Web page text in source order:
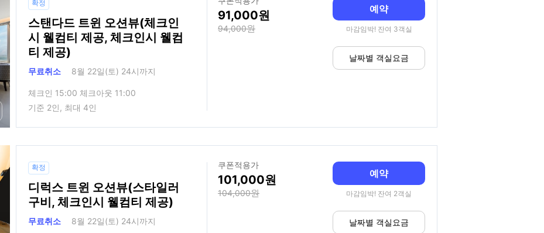
확정
스탠다드 트윈 오션뷰(체크인
시 웰컴티 제공, 체크인시 웰컴
티 제공)
무료취소 8월 22일(토) 24시까지
체크인 15:00 체크아웃 11:00
기준 2인, 최대 4인
91,000
94,000
예약
마감임박! 잔여 3객실
날짜별 객실요금
확정
디럭스 트윈 오션뷰(스타일러
구비, 체크인시 웰컴티 제공)
무료취소 8월 22일(토) 24시까지
쿠폰적용가
101,000
104,000
예약
마감임박! 잔여 2객실
날짜별 객실요금